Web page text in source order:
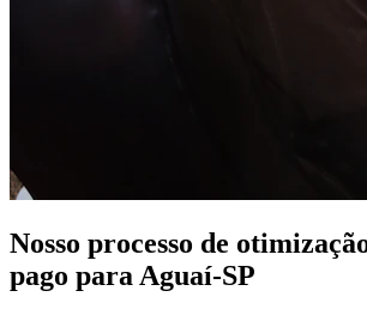
Nosso processo de
pago para Aguaí-SP